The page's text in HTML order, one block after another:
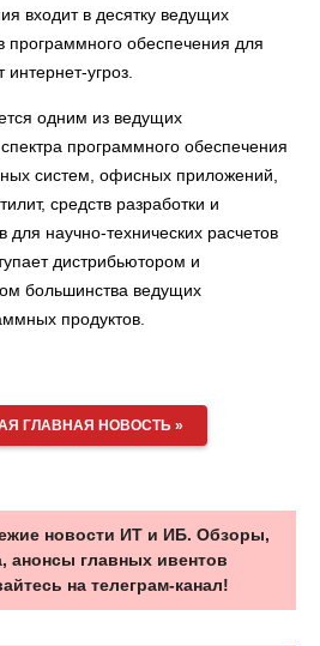
входит в десятку ведущих
программного обеспечения для
угроз.
одним из ведущих
программного обеспечения
систем, офисных приложений,
средств разработки и
для научно-технических расчетов
дистрибьютором и
большинства ведущих
продуктов.
ГЛАВНАЯ НОВОСТЬ »
новости ИТ и ИБ. Обзоры,
анонсы главных ивентов
на телеграм-канал!